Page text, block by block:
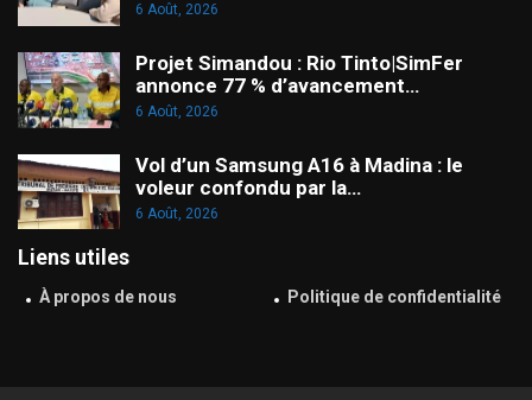
6 Août, 2026
Projet Simandou : Rio Tinto|SimFer
annonce 77 % d’avancement…
6 Août, 2026
Vol d’un Samsung A16 à Madina : le
voleur confondu par la…
6 Août, 2026
Liens utiles
À propos de nous Politique de confidentialité